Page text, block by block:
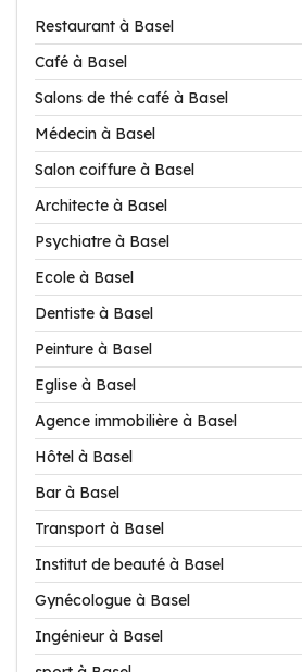
Restaurant à Basel
Café à Basel
Salons de thé café à Basel
Médecin à Basel
Salon coiffure à Basel
Architecte à Basel
Psychiatre à Basel
Ecole à Basel
Dentiste à Basel
Peinture à Basel
Eglise à Basel
Agence immobilière à Basel
Hôtel à Basel
Bar à Basel
Transport à Basel
Institut de beauté à Basel
Gynécologue à Basel
Ingénieur à Basel